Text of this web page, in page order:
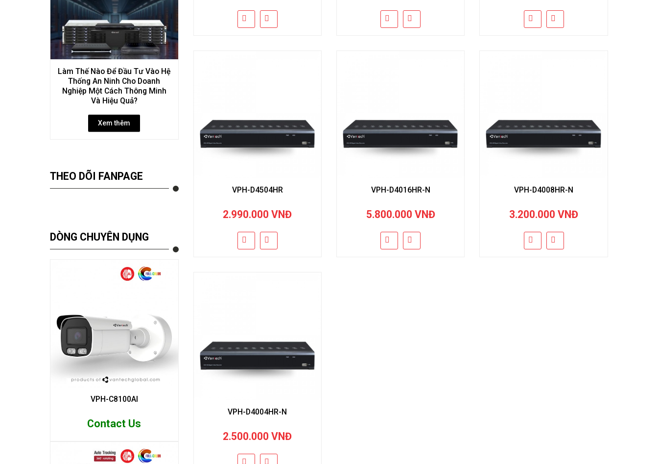
VPH-D4504HR
2.990.000 VNĐ
VPH-D4016HR-N
5.800.000 VNĐ
VPH-D4008HR-N
3.200.000 VNĐ
VPH-D4004HR-N
2.500.000 VNĐ
Làm Thế Nào Để Đầu Tư Vào Hệ
Thống An Ninh Cho Doanh
Nghiệp Một Cách Thông Minh
Và Hiệu Quả?
Xem thêm
THEO DÕI FANPAGE
DÒNG CHUYÊN DỤNG
VPH-C8100AI
Contact Us